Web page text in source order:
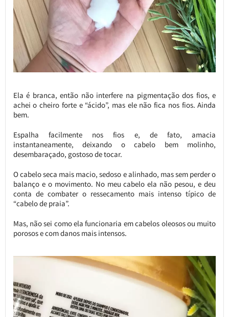
Ela é branca, então não interfere na pigmentação dos fios, e
achei o cheiro forte e “ácido”, mas ele não fica nos fios. Ainda
bem.
Espalha facilmente nos fios e, de fato, amacia
instantaneamente, deixando o cabelo bem molinho,
desembaraçado, gostoso de tocar.
O cabelo seca mais macio, sedoso e alinhado, mas sem perder o
balanço e o movimento. No meu cabelo ela não pesou, e deu
conta de combater o ressecamento mais intenso típico de
“cabelo de praia”.
Mas, não sei como ela funcionaria em cabelos oleosos ou muito
porosos e com danos mais intensos.